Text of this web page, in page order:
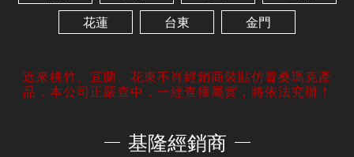
花蓮
台東 金門
近來桃竹、宜蘭、花東不肖經銷商裝貼仿冒桑瑪克產
品，本公司正嚴查中，一經查獲屬實，將依法究辦！
基隆經銷商